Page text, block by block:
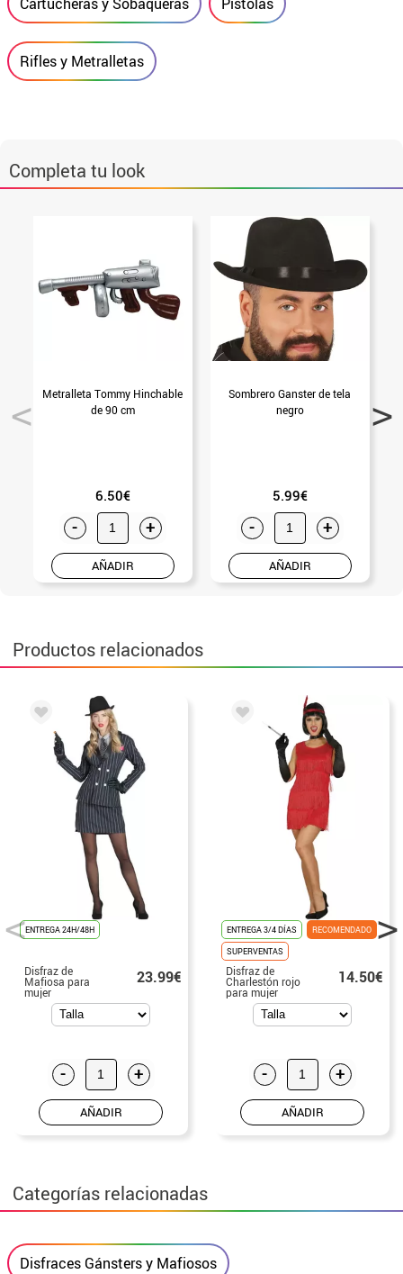
Rifles y Metralletas
Completa tu look
Metralleta Tommy Hinchable
de 90 cm
6.50€
- +
AÑADIR
Sombrero Ganster de tela
negro
5.99€
- +
AÑADIR
Productos relacionados
ENTREGA 24H/48H
Disfraz de
Mafiosa para
mujer
23.99€
- +
AÑADIR
ENTREGA 3/4 DÍAS
RECOMENDADO
SUPERVENTAS
Disfraz de
Charlestón rojo
para mujer
14.50€
- +
AÑADIR
Categorías relacionadas
Disfraces Gánsters y Mafiosos